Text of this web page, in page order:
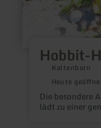
Hobbit-
Kaltenborn
Heute
Die besondere